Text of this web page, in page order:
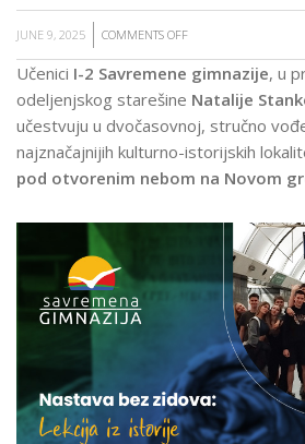
JUNE 9, 2025 COMMENTS OFF
TROČASOVNA
ISTORIJSKA
KROZ
MUZEJ
Učenici I-2 Savremene gimnazije, u
odeljenjskog starešine Natalije
učestvuju u dvočasovnoj, stručno
najznačajnijih kulturno-istorijskih
pod otvorenim nebom na Novom